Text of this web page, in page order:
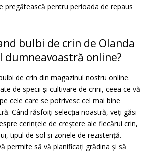
pregătească pentru perioada de repaus
bulbi de crin de Olanda
dumneavoastră online?
de crin din magazinul nostru online.
de specii și cultivare de crini, ceea ce vă
cele care se potrivesc cel mai bine
Când răsfoiți selecția noastră, veți găsi
cerințele de creștere ale fiecărui crin,
tipul de sol și zonele de rezistență.
permite să vă planificați grădina și să